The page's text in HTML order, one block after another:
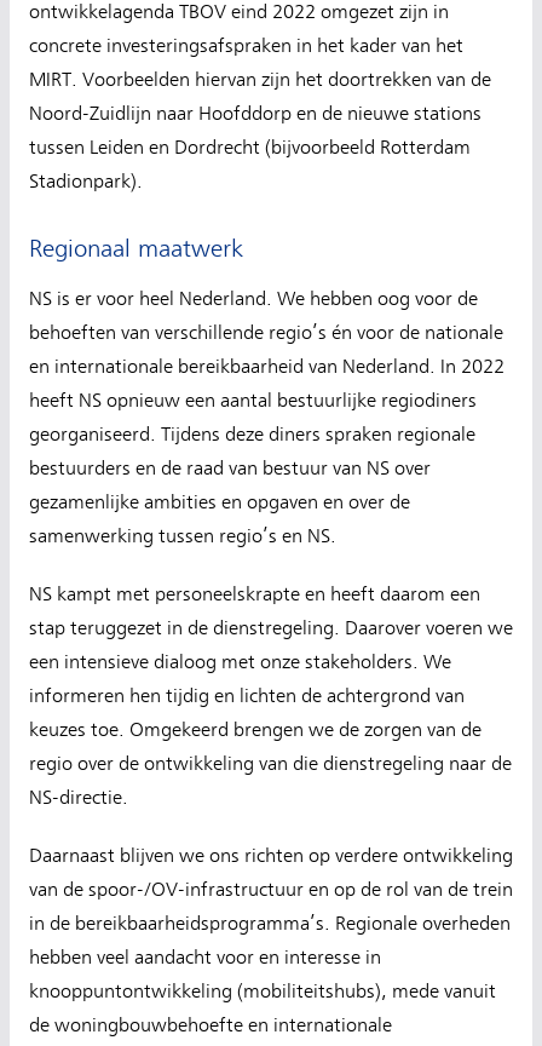
ontwikkelagenda TBOV eind 2022 omgezet zijn in
concrete investeringsafspraken in het kader van het
MIRT. Voorbeelden hiervan zijn het doortrekken van de
Noord-Zuidlijn naar Hoofddorp en de nieuwe stations
tussen Leiden en Dordrecht (bijvoorbeeld Rotterdam
Stadionpark).
Regionaal maatwerk
NS is er voor heel Nederland. We hebben oog voor de
behoeften van verschillende regio’s én voor de nationale
en internationale bereikbaarheid van Nederland. In 2022
heeft NS opnieuw een aantal bestuurlijke regiodiners
georganiseerd. Tijdens deze diners spraken regionale
bestuurders en de raad van bestuur van NS over
gezamenlijke ambities en opgaven en over de
samenwerking tussen regio’s en NS.
NS kampt met personeelskrapte en heeft daarom een
stap teruggezet in de dienstregeling. Daarover voeren we
een intensieve dialoog met onze stakeholders. We
informeren hen tijdig en lichten de achtergrond van
keuzes toe. Omgekeerd brengen we de zorgen van de
regio over de ontwikkeling van die dienstregeling naar de
NS-directie.
Daarnaast blijven we ons richten op verdere ontwikkeling
van de spoor-/OV-infrastructuur en op de rol van de trein
in de bereikbaarheidsprogramma’s. Regionale overheden
hebben veel aandacht voor en interesse in
knooppuntontwikkeling (mobiliteitshubs), mede vanuit
de woningbouwbehoefte en internationale